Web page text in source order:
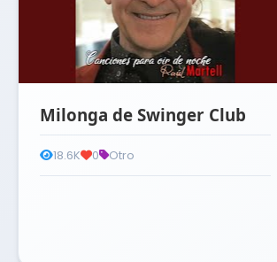
Milonga de Swinger Club
18.6K 0 Otro